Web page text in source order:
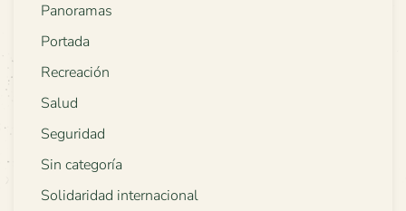
Panoramas
Portada
Recreación
Salud
Seguridad
Sin categoría
Solidaridad internacional